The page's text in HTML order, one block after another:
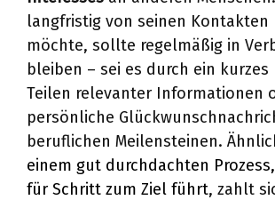
langfristig von seinen Kontakten
möchte, sollte regelmäßig in
bleiben – sei es durch ein kurzes
Teilen relevanter Informationen
persönliche
beruflichen Meilensteinen.
einem gut durchdachten
für Schritt zum Ziel führt, zahlt